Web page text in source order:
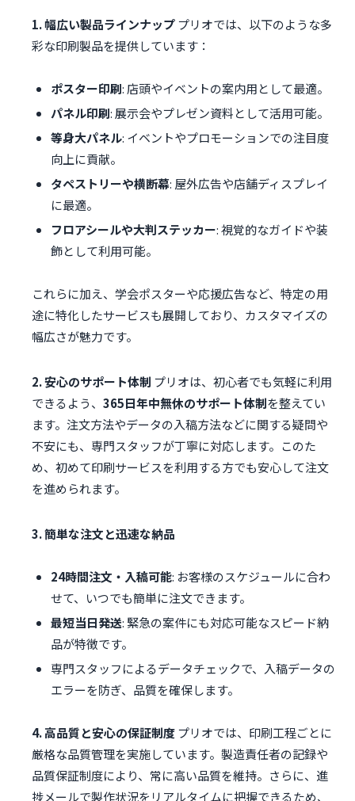
1. 幅広い製品ラインナッププリオでは、以下のような多
彩な印刷製品を提供しています：
ポスター印刷: 店頭やイベントの案内用として最適。
パネル印刷: 展示会やプレゼン資料として活用可能。
等身大パネル: イベントやプロモーションでの注目度
向上に貢献。
タペストリーや横断幕: 屋外広告や店舗ディスプレイ
に最適。
フロアシールや大判ステッカー: 視覚的なガイドや装
飾として利用可能。
これらに加え、学会ポスターや応援広告など、特定の用
途に特化したサービスも展開しており、カスタマイズの
幅広さが魅力です。
2. 安心のサポート体制 プリオは、初心者でも気軽に利用
できるよう、 365日年中無休のサポート体制を整えてい
ます。注文方法やデータの入稿方法などに関する疑問や
不安にも、専門スタッフが丁寧に対応します。このた
め、初めて印刷サービスを利用する方でも安心して注文
を進められます。
3. 簡単な注文と迅速な納品
24時間注文・入稿可能: お客様のスケジュールに合わ
せて、いつでも簡単に注文できます。
最短当日発送: 緊急の案件にも対応可能なスピード納
品が特徴です。
専門スタッフによるデータチェックで、入稿データの
エラーを防ぎ、品質を確保します。
4. 高品質と安心の保証制度プリオでは、印刷工程ごとに
厳格な品質管理を実施しています。製造責任者の記録や
品質保証制度により、常に高い品質を維持。さらに、進
捗メールで製作状況をリアルタイムに把握できるため、